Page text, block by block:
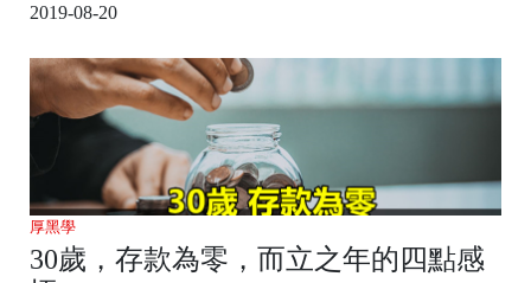
2019-08-20
厚黑學
30歲，存款為零，而立之年的四點感